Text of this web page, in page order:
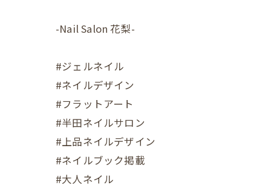
-Nail Salon 花梨-
#ジェルネイル
#ネイルデザイン
#フラットアート
#半田ネイルサロン
#上品ネイルデザイン
#ネイルブック掲載
#大人ネイル